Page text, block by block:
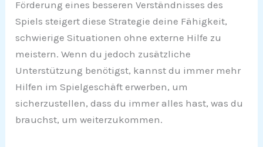
Förderung eines besseren Verständnisses des
Spiels steigert diese Strategie deine Fähigkeit,
schwierige Situationen ohne externe Hilfe zu
meistern. Wenn du jedoch zusätzliche
Unterstützung benötigst, kannst du immer mehr
Hilfen im Spielgeschäft erwerben, um
sicherzustellen, dass du immer alles hast, was du
brauchst, um weiterzukommen.